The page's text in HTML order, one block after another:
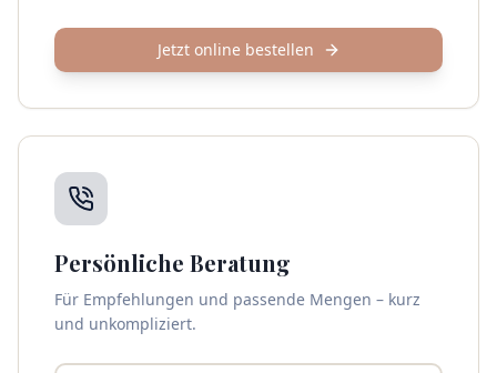
Jetzt online bestellen
Persönliche Beratung
Für Empfehlungen und passende Mengen – kurz
und unkompliziert.